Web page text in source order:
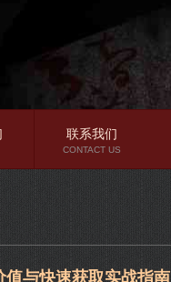
联系我们
CONTACT US
值与快速获取实战指南